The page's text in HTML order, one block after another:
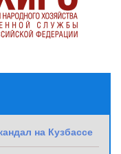
на Кузбассе